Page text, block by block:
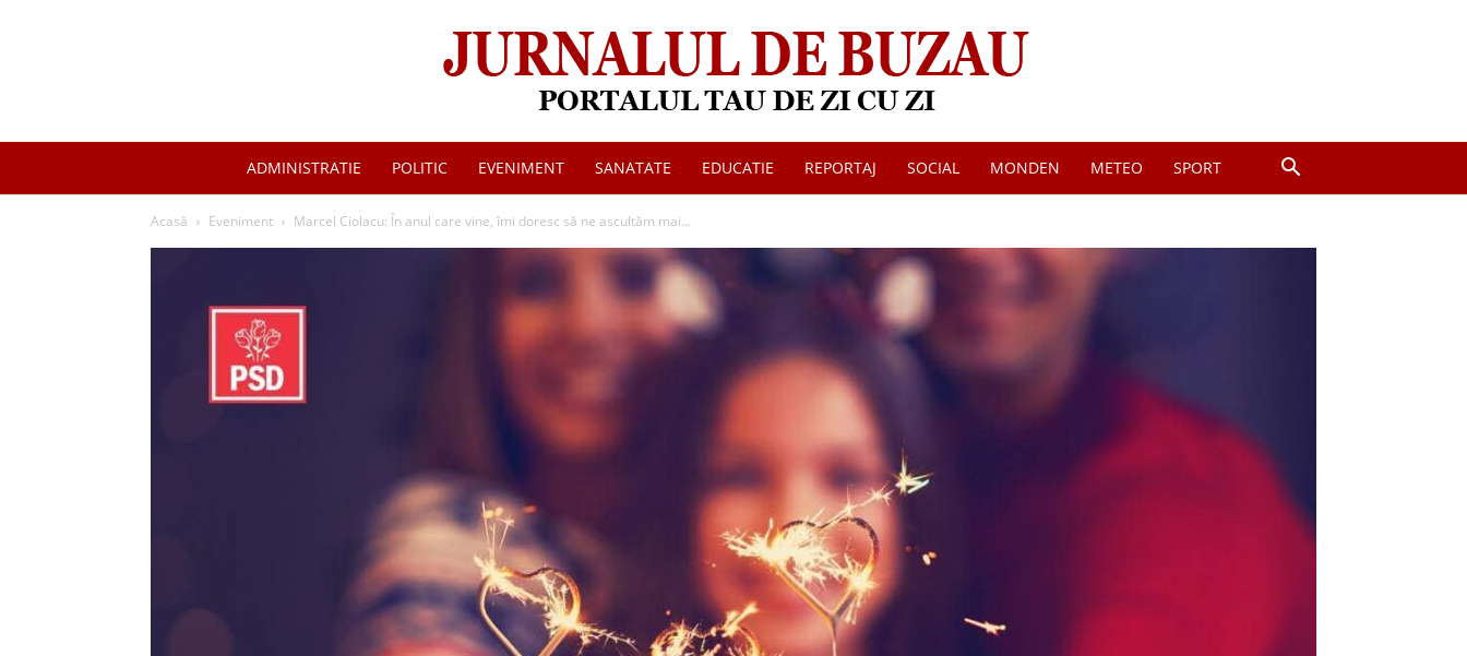
Jurnalul
Buzau
ADMINISTRATIE POLITIC EVENIMENT SANATATE EDUCATIE REPORTAJ SOCIAL MONDEN METEO SPORT
Acasă Eveniment Marcel Ciolacu: În anul care vine, îmi doresc să ne ascultăm mai...